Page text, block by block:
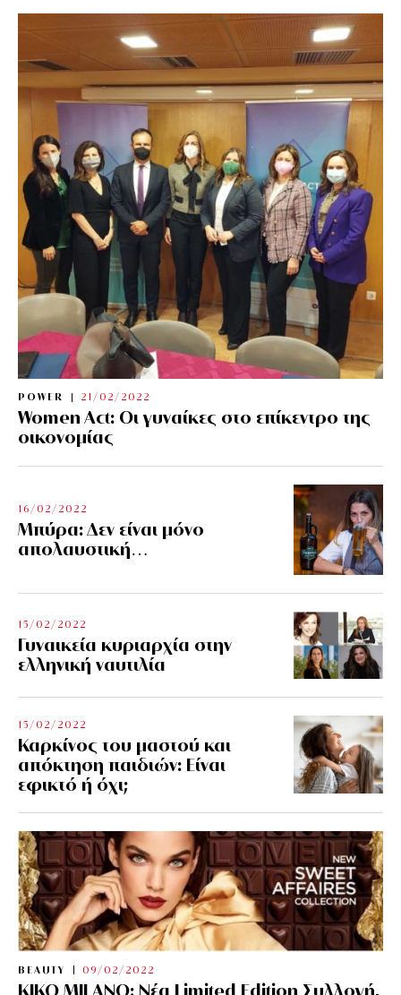
POWER 21/02/2022
Women Act: Οι γυναίκες στο επίκεντρο της
οικονομίας
16/02/2022
Μπύρα: Δεν είναι μόνο
απολαυστική…
15/02/2022
Γυναικεία κυριαρχία στην
ελληνική ναυτιλία
15/02/2022
Καρκίνος του μαστού και
απόκτηση παιδιών: Είναι
εφικτό ή όχι;
BEAUTY 09/02/2022
KIKO MILANO: Νέα Limited Edition Συλλογή,